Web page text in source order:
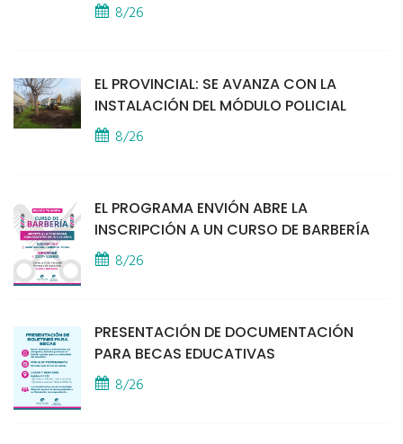
8/26
EL PROVINCIAL: SE AVANZA CON LA
INSTALACIÓN DEL MÓDULO POLICIAL
8/26
EL PROGRAMA ENVIÓN ABRE LA
INSCRIPCIÓN A UN CURSO DE BARBERÍA
8/26
PRESENTACIÓN DE DOCUMENTACIÓN
PARA BECAS EDUCATIVAS
8/26